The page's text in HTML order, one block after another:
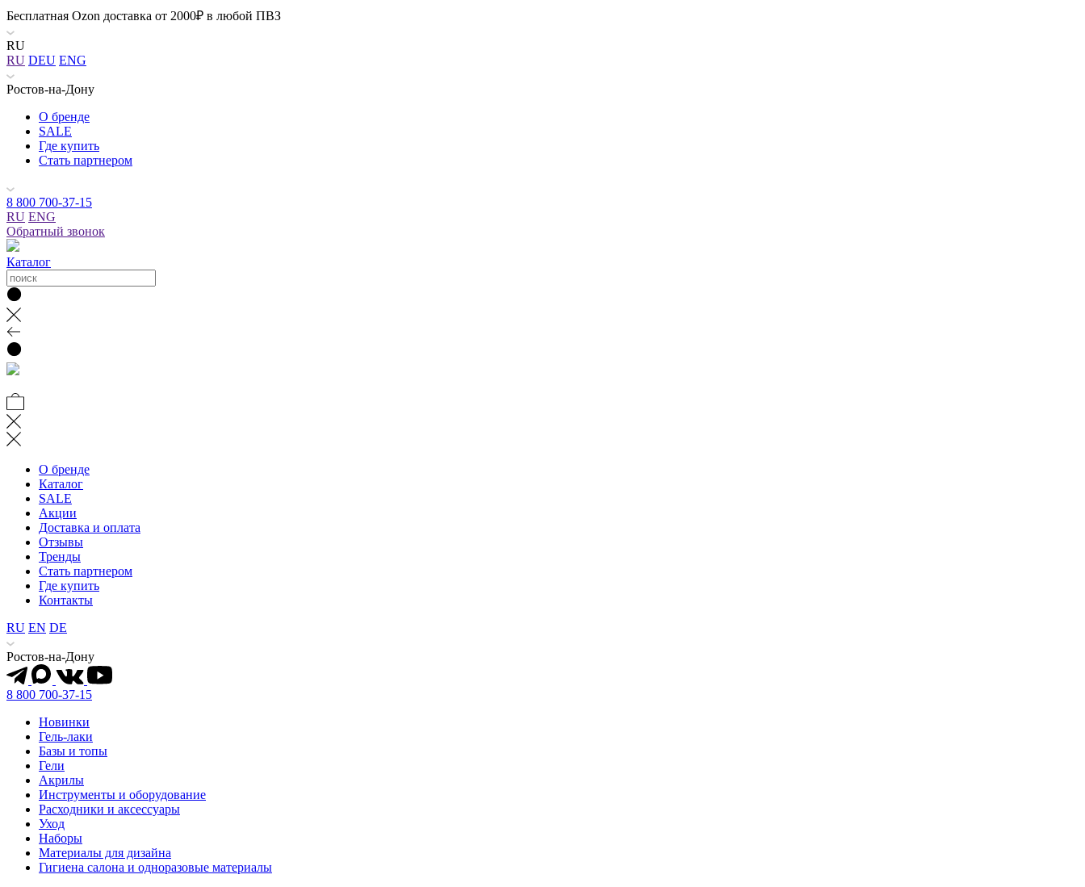
Бесплатная Ozon доставка от 2000₽ в любой ПВЗ
RU
RU DEU ENG
Ростов-на-Дону
О бренде
SALE
Где купить
Стать партнером
8 800 700-37-15
RU ENG
Обратный звонок
Каталог
О бренде
Каталог
SALE
Акции
Доставка и оплата
Отзывы
Тренды
Стать партнером
Где купить
Контакты
RU EN DE
Ростов-на-Дону
8 800 700-37-15
Новинки
Гель-лаки
Базы и топы
Гели
Акрилы
Инструменты и оборудование
Расходники и аксессуары
Уход
Наборы
Материалы для дизайна
Гигиена салона и одноразовые материалы